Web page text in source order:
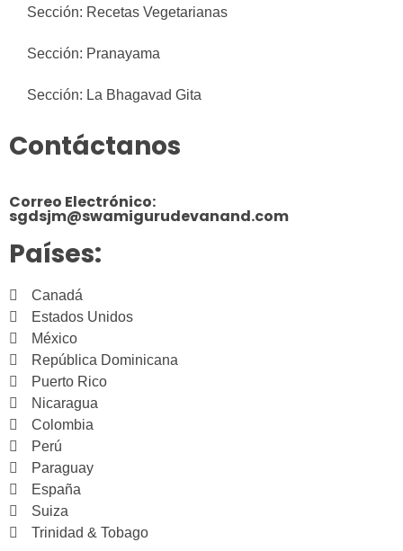
Sección: Recetas Vegetarianas
Sección: Pranayama
Sección: La Bhagavad Gita
Contáctanos
Correo Electrónico:
sgdsjm@swamigurudevanand.com
Países:
Canadá
Estados Unidos
México
República Dominicana
Puerto Rico
Nicaragua
Colombia
Perú
Paraguay
España
Suiza
Trinidad & Tobago